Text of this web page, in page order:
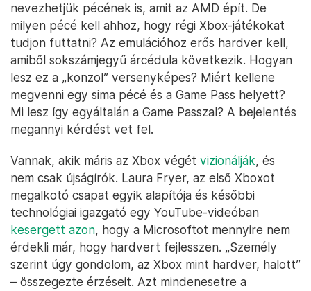
nevezhetjük pécének is, amit az AMD épít. De
milyen pécé kell ahhoz, hogy régi Xbox-játékokat
tudjon futtatni? Az emulációhoz erős hardver kell,
amiből sokszámjegyű árcédula következik. Hogyan
lesz ez a „konzol” versenyképes? Miért kellene
megvenni egy sima pécé és a Game Pass helyett?
Mi lesz így egyáltalán a Game Passzal? A bejelentés
megannyi kérdést vet fel.
Vannak, akik máris az Xbox végét vizionálják, és
nem csak újságírók. Laura Fryer, az első Xboxot
megalkotó csapat egyik alapítója és későbbi
technológiai igazgató egy YouTube-videóban
kesergett azon, hogy a Microsoftot mennyire nem
érdekli már, hogy hardvert fejlesszen. „Személy
szerint úgy gondolom, az Xbox mint hardver, halott”
– összegezte érzéseit. Azt mindenesetre a